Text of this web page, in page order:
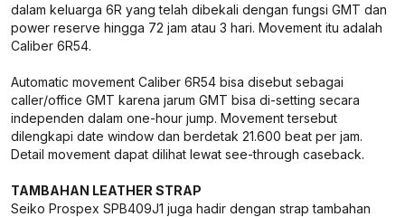
dalam keluarga 6R yang telah dibekali dengan fungsi GMT dan
power reserve hingga 72 jam atau 3 hari. Movement itu adalah
Caliber 6R54.
Automatic movement Caliber 6R54 bisa disebut sebagai
caller/office GMT karena jarum GMT bisa di-setting secara
independen dalam one-hour jump. Movement tersebut
dilengkapi date window dan berdetak 21.600 beat per jam.
Detail movement dapat dilihat lewat see-through caseback.
TAMBAHAN LEATHER STRAP
Seiko Prospex SPB409J1 juga hadir dengan strap tambahan